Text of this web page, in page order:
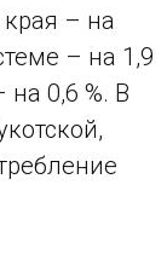
– на
– на 1,9
на 0,6 %. В